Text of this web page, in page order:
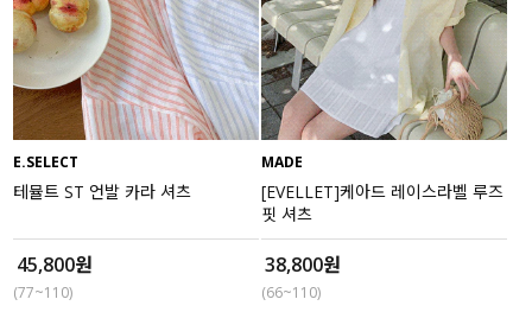
신상 5%
베스트
MADE
세트할인 ~30%
살안타템
아우터
티셔츠
니트
블라우스
원피스
팬츠
E.SELECT
테뮬트 ST 언발 카라 셔츠
45,800원
(77~110)
MADE
[EVELLET]케아드 레이스라벨 루즈
핏 셔츠
38,800원
(66~110)